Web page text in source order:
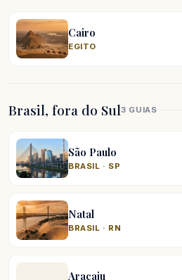
Cairo
EGITO
Brasil, fora do Sul3 GUIAS
São Paulo
BRASIL · SP
Natal
BRASIL · RN
Aracaju